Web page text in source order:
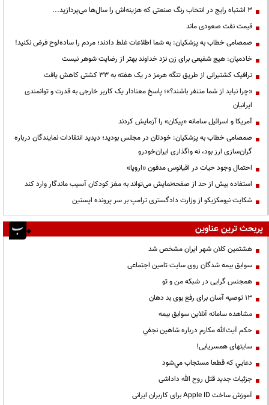
3 اشتباه رایج در انتخاب رنگ صنعتی که هزینه‌اش را سال‌ها می‌پردازید...
قیمت نفت صعودی ماند
صمصامی خطاب به پزشکیان: به شما اطلاعات غلط دادند؛ مردم را ساده‌لوح فرض نکنید!
خادمیان: هیچ شفیعی برای زن نزد خداوند بهتر از رضایت شوهر نیست
ترافیک کشتیرانی از طریق تنگه هرمز در یک هفته به ۳۳ کشتی کاهش یافت
«چرا نباید از شما متنفر باشند؟»؛ پاسخ معنادار یک کاربر خارجی به قدرت و توانمندی
ایرانیان
آمریکا و اسرائیل سامانه «پیکان» را آزمایش کردند
صمصامی خطاب به پزشکیان: خودتان در مجلس بودید؛ دیدید انتقادات نمایندگان درباره
گران‌سازی ارز بود، نه واگذاری ایران‌خودرو
احتمال وجود حیات در اقیانوس مدفون «اروپا»
استفاده بیش از حد از صفحه‌نمایش می‌تواند به مغز کودکان آسیب ماندگار وارد کند
شکایت نیومکزیکو از وزارت دادگستری ترامپ بر سر پرونده اپستین
پربحث ترین عناوین
هشتمین کلان شهر ایران مشخص شد
سوابق بیمه شدگان روی سایت تامین اجتماعی
همجنس گرایی در شبکه من و تو
13 توصیه آسان برای رفع بوی بد دهان
مشاهده سامانه آنلاين سوابق بیمه
حكم آيت‌الله مكارم درباره شاهين نجفي
سایتهای همسریابی!
دعايي كه قطعا مستجاب مي‌شود
جزئیات جدید قتل روح الله داداشی
آموزش ساخت Apple ID برای کاربران ایرانی